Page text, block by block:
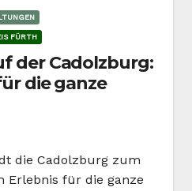
FÜRTH
der Cadolzburg:
die ganze
die Cadolzburg zum
Erlebnis für die ganze